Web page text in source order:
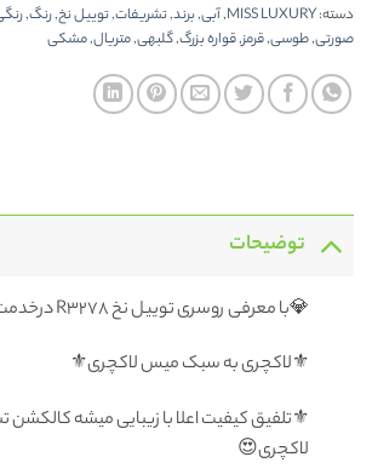
دسته:MISS LUXURY
,آبی,برند,تشریفات,توییل نخ,رنگ,
صورتی,طوسی,قرمز,قواره بزرگ,گلبهی,متریال,مشکی
توضیحات
💎با معرفی روسری توییل نخ R3278 درخدمت شما هستیم
⚜️لاکچری به سبک میس لاکچری⚜️
⚜️تلفیق کیفیت اعلا با زیبایی میشه
لاکچری😍